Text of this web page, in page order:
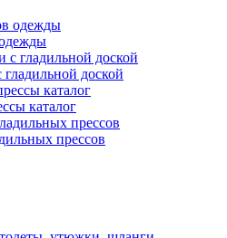
доской
каталог
прессов